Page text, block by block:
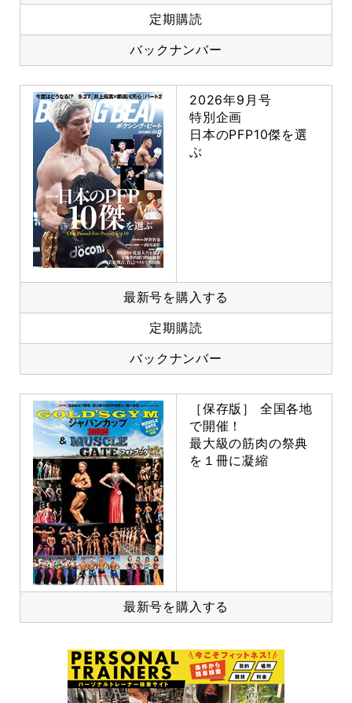
定期購読
バックナンバー
2026年9月号
特別企画
日本のPFP10傑を選
ぶ
最新号を購入する
定期購読
バックナンバー
［保存版］ 全国各地
で開催！
最大級の筋肉の祭典
を１冊に凝縮
最新号を購入する